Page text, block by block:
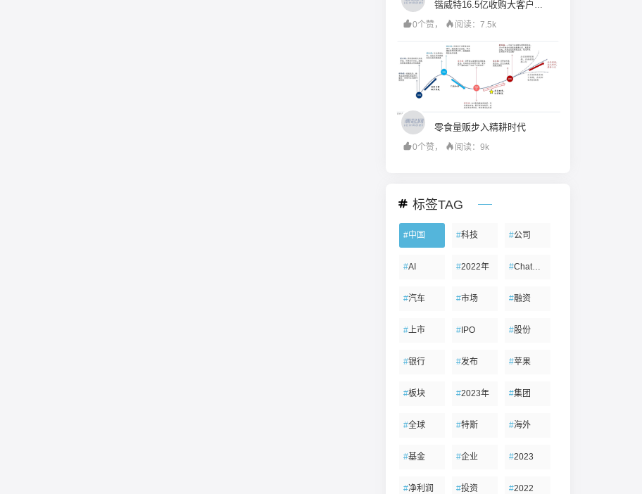
锴威特16.5亿收购大客户：“小吞大”背后的股权接力与对赌反差
0个赞，
阅读：7.5k
零食量贩步入精耕时代
0个赞， 阅读：9k
标签TAG
#中国 #科技 #公司
#AI #2022年 #ChatGPT
#汽车 #市场 #融资
#上市 #IPO #股份
#银行 #发布 #苹果
#板块 #2023年 #集团
#全球 #特斯 #海外
#基金 #企业 #2023
#净利润 #投资 #2022